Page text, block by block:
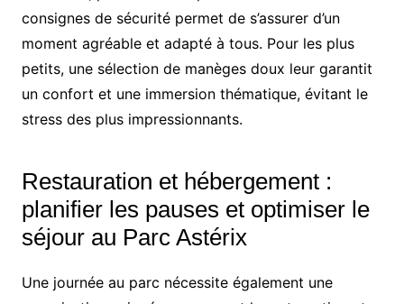
consignes de sécurité permet de s’assurer d’un
moment agréable et adapté à tous. Pour les plus
petits, une sélection de manèges doux leur garantit
un confort et une immersion thématique, évitant le
stress des plus impressionnants.
Restauration et hébergement :
planifier les pauses et optimiser le
séjour au Parc Astérix
Une journée au parc nécessite également une